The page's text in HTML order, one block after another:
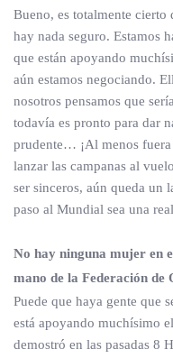
Bueno, es totalmente cierto
hay nada seguro. Estamos
que están apoyando
aún estamos negociando.
nosotros pensamos que
todavía es pronto para dar
prudente… ¡Al menos
lanzar las campanas al
ser sinceros, aún queda un
paso al Mundial sea una
No hay ninguna mujer en
mano de la Federación
Puede que haya gente que
está apoyando muchísimo
demostró en las pasadas 8